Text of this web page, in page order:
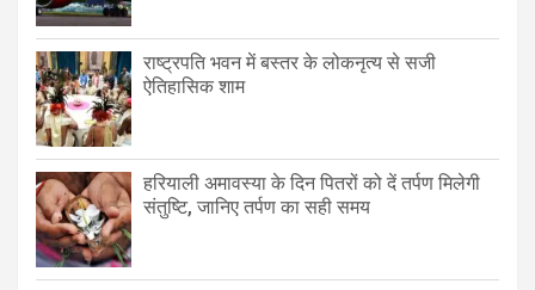
राष्ट्रपति भवन में बस्तर के लोकनृत्य से सजी
ऐतिहासिक शाम
हरियाली अमावस्या के दिन पितरों को दें तर्पण मिलेगी
संतुष्टि, जानिए तर्पण का सही समय